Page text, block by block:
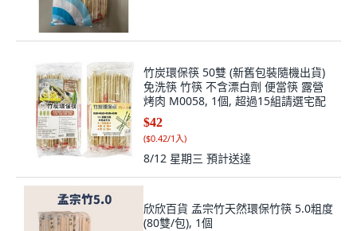
竹炭環保筷 50雙 (新舊包裝隨機出貨)
免洗筷 竹筷 不含漂白劑 便當筷 露營
烤肉 M0058, 1個, 超過15組請選宅配
$42
($0.42/1入)
8/12 星期三 預計送達
欣欣百貨 孟宗竹天然環保竹筷 5.0粗度
(80雙/包), 1個